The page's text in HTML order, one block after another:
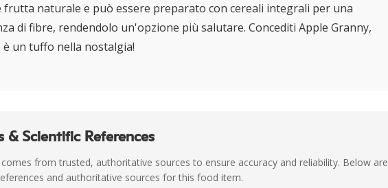
frutta naturale e può essere preparato con cereali integrali per una
di fibre, rendendolo un'opzione più salutare. Concediti Apple Granny,
un tuffo nella nostalgia!
& Scientific References
from trusted, authoritative sources to ensure accuracy and reliability. Below are
and authoritative sources for this food item.